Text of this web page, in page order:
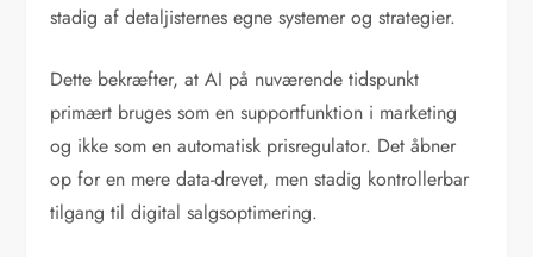
stadig af detaljisternes egne systemer og strategier.
Dette bekræfter, at AI på nuværende tidspunkt
primært bruges som en supportfunktion i marketing
og ikke som en automatisk prisregulator. Det åbner
op for en mere data-drevet, men stadig kontrollerbar
tilgang til digital salgsoptimering.